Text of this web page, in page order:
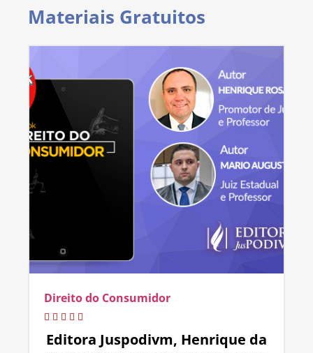
Materiais Gratuitos
Direito do Consumidor
Editora Juspodivm, Henrique da